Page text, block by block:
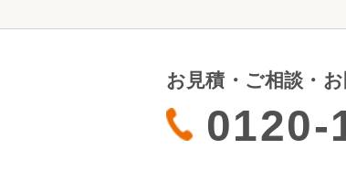
お見積・ご相談・
0120-